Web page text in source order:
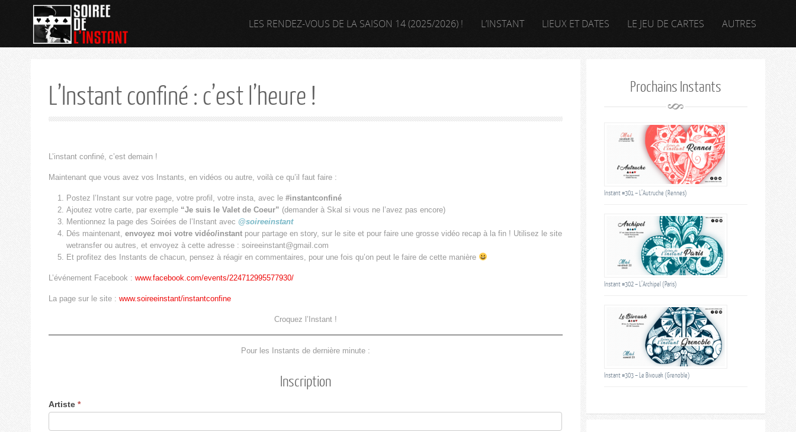
LES RENDEZ-VOUS DE LA SAISON 14 (2025/2026) ! L’INSTANT LIEUX ET DATES LE JEU DE CARTES AUTRES
L’Instant confiné : c’est l’heure !
L’instant confiné, c’est demain !
Maintenant que vous avez vos Instants, en vidéos ou autre, voilà ce qu’il faut faire :
Postez l’Instant sur votre page, votre profil, votre insta, avec le #instantconfiné
Ajoutez votre carte, par exemple “Je suis le Valet de Coeur” (demander à Skal si vous ne l’avez pas encore)
Mentionnez la page des Soirées de l’Instant avec @soireeinstant
Dés maintenant, envoyez moi votre vidéo/instant pour partage en story, sur le site et pour faire une grosse vidéo recap à la fin ! Utilisez le site
wetransfer ou autres, et envoyez à cette adresse : soireeinstant@gmail.com
Et profitez des Instants de chacun, pensez à réagir en commentaires, pour une fois qu’on peut le faire de cette manière
L’événement Facebook : www.facebook.com/events/224712995577930/
La page sur le site : www.soireeinstant/instantconfine
Croquez l’Instant !
Pour les Instants de dernière minute :
Inscription
Artiste *
Prochains Instants
Instant #301 – L’Autruche (Rennes)
Instant #302 – L’Archipel (Paris)
Instant #303 – Le Bivouak (Grenoble)